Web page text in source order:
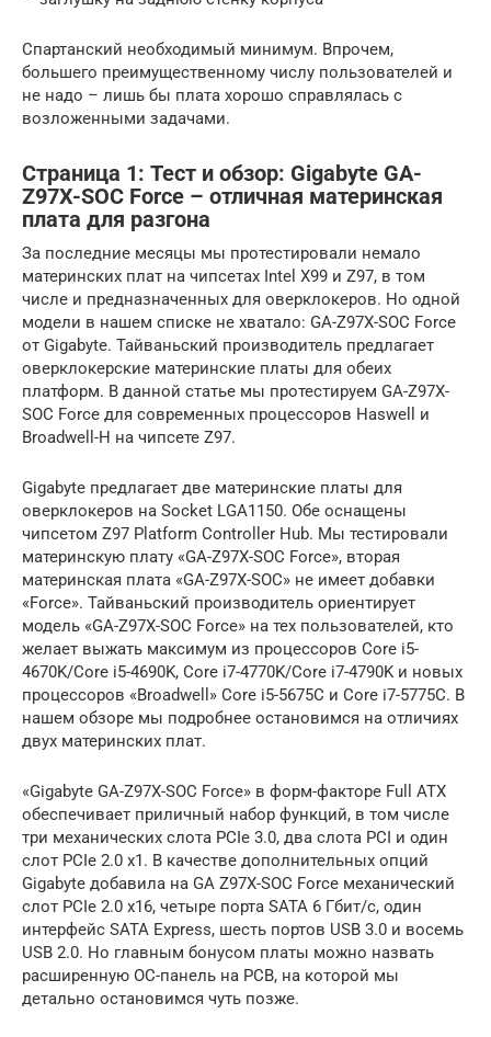
Спартанский необходимый минимум. Впрочем,
большего преимущественному числу пользователей и
не надо – лишь бы плата хорошо справлялась с
возложенными задачами.
Страница 1: Тест и обзор: Gigabyte GA-
Z97X-SOC Force – отличная материнская
плата для разгона
За последние месяцы мы протестировали немало
материнских плат на чипсетах Intel X99 и Z97, в том
числе и предназначенных для оверклокеров. Но одной
модели в нашем списке не хватало: GA-Z97X-SOC Force
от Gigabyte. Тайваньский производитель предлагает
оверклокерские материнские платы для обеих
платформ. В данной статье мы протестируем GA-Z97X-
SOC Force для современных процессоров Haswell и
Broadwell-H на чипсете Z97.
Gigabyte предлагает две материнские платы для
оверклокеров на Socket LGA1150. Обе оснащены
чипсетом Z97 Platform Controller Hub. Мы тестировали
материнскую плату «GA-Z97X-SOC Force», вторая
материнская плата «GA-Z97X-SOC» не имеет добавки
«Force». Тайваньский производитель ориентирует
модель «GA-Z97X-SOC Force» на тех пользователей, кто
желает выжать максимум из процессоров Core i5-
4670K/Core i5-4690K, Core i7-4770K/Core i7-4790K и новых
процессоров «Broadwell» Core i5-5675C и Core i7-5775C. В
нашем обзоре мы подробнее остановимся на отличиях
двух материнских плат.
«Gigabyte GA-Z97X-SOC Force» в форм-факторе Full ATX
обеспечивает приличный набор функций, в том числе
три механических слота PCIe 3.0, два слота PCI и один
слот PCIe 2.0 x1. В качестве дополнительных опций
Gigabyte добавила на GA Z97X-SOC Force механический
слот PCIe 2.0 x16, четыре порта SATA 6 Гбит/с, один
интерфейс SATA Express, шесть портов USB 3.0 и восемь
USB 2.0. Но главным бонусом платы можно назвать
расширенную OC-панель на PCB, на которой мы
детально остановимся чуть позже.